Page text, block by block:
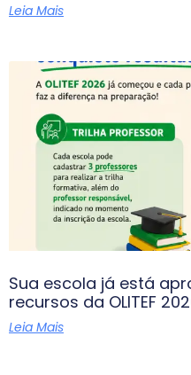
Leia Mais
Sua escola já está
recursos da OLITEF
Leia Mais